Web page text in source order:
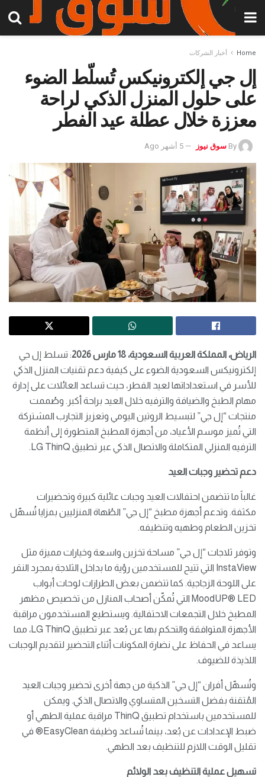
Home أخبار الشركات
إل جي إلكترونيكس تُسلّط الضوء
على حلول المنزل الذكي لراحة
معززة خلال عطلة عيد الفطر
By سوق نيوز 5 أشهر Ago
الرياض، المملكة العربية السعودية، 18 مارس 2026
: تسلط إل جي
إلكترونيكس السعودية الضوء على كيفية دعم تقنيات المنزل الذكي
للأسر في استعداداتها لعيد الفطر، حيث تساعد العائلات على إدارة
مهام الطبخ والضيافة والترفيه خلال العيد براحة أكبر. وصُممت
منتجات “إل جي” لتبسيط الروتين اليومي وتعزيز التجارب المشتركة
التي تُميز موسم الأعياد، من أجهزة المطبخ المتطورة إلى أنظمة
الترفيه المنزلي المتكاملة والاتصال الذكي عبر تطبيق LG ThinQ.
دعم تحضير وجبات العيد
غالباً ما تتضمن احتفالات العيد وجبات عائلية كبيرة وتحضيرات
مكثفة. وتدعم أجهزة مطبخ “إل جي” الطُهاة المنزليين بمزايا تُسهّل
تخزين الطعام وطهيه وتنظيفه.
وتوفر ثلاجات “إل جي” مساحة تخزين واسعة وخيارات مميزة مثل
InstaView التي تتيح للمستخدمين رؤية ما بداخل الثلاجة بمجرد النقر
على اللوحة الزجاجية. كما تتضمن بعض الطرازات لوحات أبواب
MoodUP® LED التي تُمكّن أصحاب المنازل من تخصيص مظهر
المطبخ خلال التجمعات الاحتفالية. ويستطيع المستخدمون مراقبة
الأجهزة المتوافقة والتحكم بها عن بُعد عبر تطبيق LG ThinQ، مما
يساعد في الحفاظ على نضارة المكونات أثناء التحضير لتقديم الوجبات
اللذيذة للضيوف.
وتُسهّل أفران “إل جي” الذكية من جهة أخرى تحضير وجبات العيد
المُتقنة بفضل التسخين المتساوي والاتصال الذكي. ويمكن
للمستخدمين باستخدام تطبيق ThinQ مراقبة عملية الطهي أو
ضبط الإعدادات عن بُعد، بينما تُساعد وظيفة EasyClean® في
تقليل الوقت اللازم للتنظيف بعد الطهي.
تسهيل عملية التنظيف بعد الولائم